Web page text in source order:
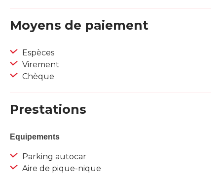
Moyens de paiement
Espèces
Virement
Chèque
Prestations
Equipements
Parking autocar
Aire de pique-nique